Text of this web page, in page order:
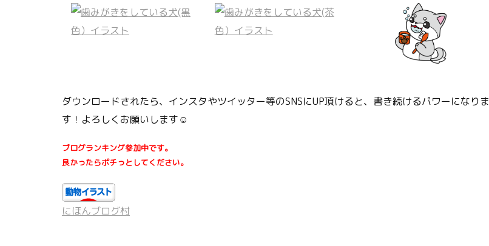
ダウンロードされたら、インスタやツイッター等のSNSにUP頂けると、書き続けるパワーになりま
す！よろしくお願いします☺
ブログランキング参加中です。
良かったらポチっとしてください。
にほんブログ村